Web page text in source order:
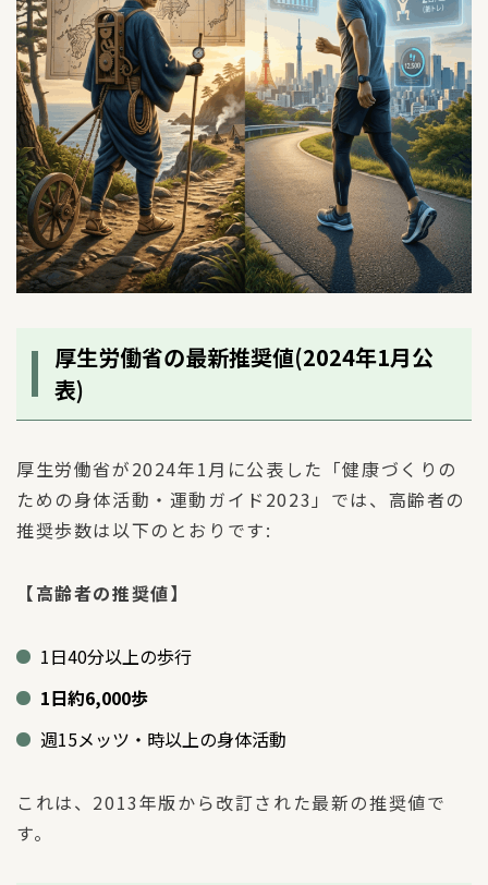
厚生労働省の最新推奨値(2024年1月公
表)
厚生労働省が2024年1月に公表した「健康づくりの
ための身体活動・運動ガイド2023」では、高齢者の
推奨歩数は以下のとおりです:
【高齢者の推奨値】
1日40分以上の歩行
1日約6,000歩
週15メッツ・時以上の身体活動
これは、2013年版から改訂された最新の推奨値で
す。